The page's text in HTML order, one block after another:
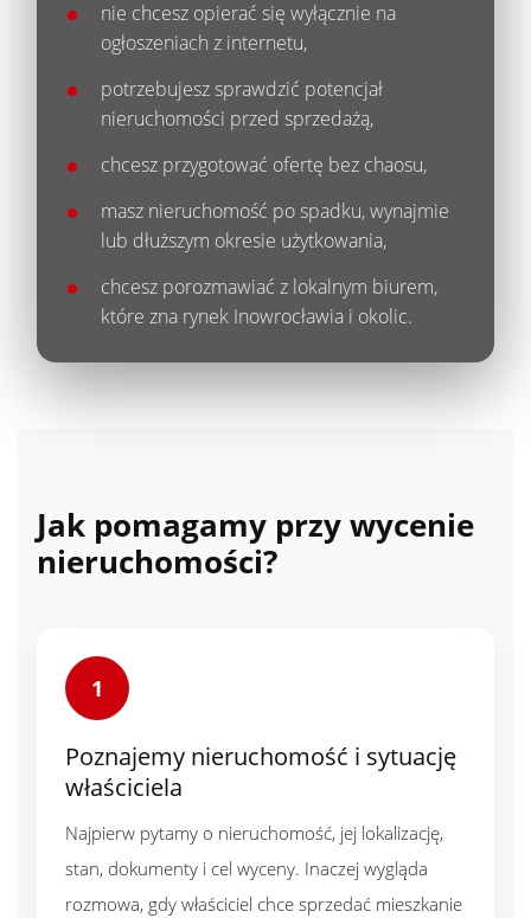
nie chcesz opierać się wyłącznie na
ogłoszeniach z internetu,
potrzebujesz sprawdzić potencjał
nieruchomości przed sprzedażą,
chcesz przygotować ofertę bez chaosu,
masz nieruchomość po spadku, wynajmie
lub dłuższym okresie użytkowania,
chcesz porozmawiać z lokalnym biurem,
które zna rynek Inowrocławia i okolic.
Jak pomagamy przy wycenie
nieruchomości?
1
Poznajemy nieruchomość i sytuację
właściciela
Najpierw pytamy o nieruchomość, jej lokalizację,
stan, dokumenty i cel wyceny. Inaczej wygląda
rozmowa, gdy właściciel chce sprzedać mieszkanie